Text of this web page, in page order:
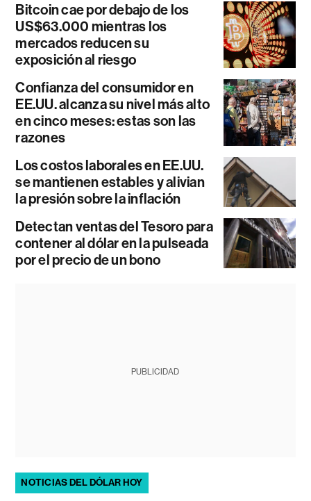
Bitcoin cae por debajo de los
US$63.000 mientras los
mercados reducen su
exposición al riesgo
Confianza del consumidor en
EE.UU. alcanza su nivel más alto
en cinco meses: estas son las
razones
Los costos laborales en EE.UU.
se mantienen estables y alivian
la presión sobre la inflación
Detectan ventas del Tesoro para
contener al dólar en la pulseada
por el precio de un bono
PUBLICIDAD
NOTICIAS DEL DÓLAR HOY